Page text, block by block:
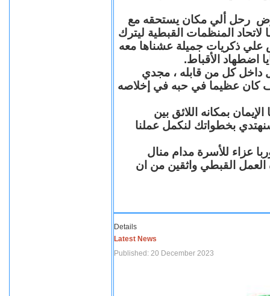
رحل ألي مكان يستحقه مع
المنظمات القبطية ليترك
علي ذكريات جميلة عشناها معه
اضطهاد الأقباط.
داخل كل من قابله ، مجدي
عظيما في حبه في إخلاصه
بمكانه اللائق بين
بخطواتك لنكمل عملنا
عزاء للأسرة مدام منال
العمل القبطي واثقين من ان
Details
Latest News
Published: 20 December 2023